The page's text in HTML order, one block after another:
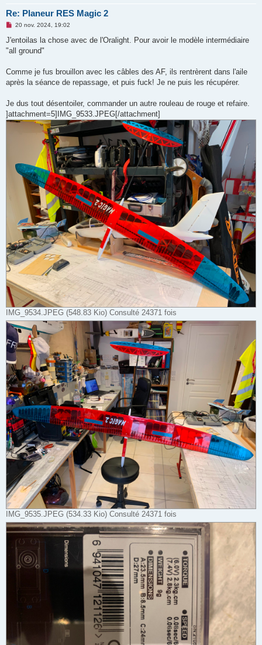
Re: Planeur RES Magic 2
M
s
a
n
o
u
20 nov. 2024, 19:02
J'entoilas la chose avec de l'Oralight. Pour avoir le modèle intermédiaire
"all ground"
Comme je fus brouillon avec les câbles des AF, ils rentrèrent dans l'aile
après la séance de repassage, et puis fuck! Je ne puis les récupérer.
Je dus tout désentoiler, commander un autre rouleau de rouge et refaire.
]attachment=5]IMG_9533.JPEG[/attachment]
IMG_9534.JPEG (548.83 Kio) Consulté 24371 fois
IMG_9535.JPEG (534.33 Kio) Consulté 24371 fois